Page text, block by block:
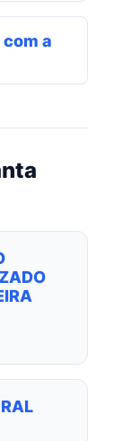
a